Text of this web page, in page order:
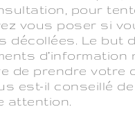
pour
vous poser si
décollées. Le but
d’information
de prendre votre
est-il conseillé
attention.